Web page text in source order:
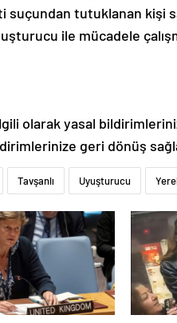
tutuklanan kişi
ile mücadele
olarak yasal
geri dönüş
Tavşanlı Uyuşturucu